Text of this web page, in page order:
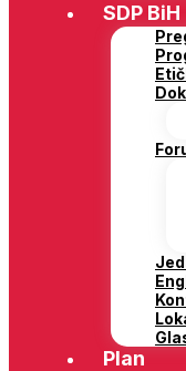
SDP BiH
Plan